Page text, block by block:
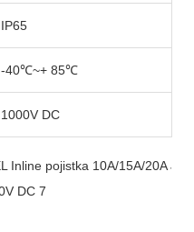
IP65
-40℃~+ 85℃
1000V DC